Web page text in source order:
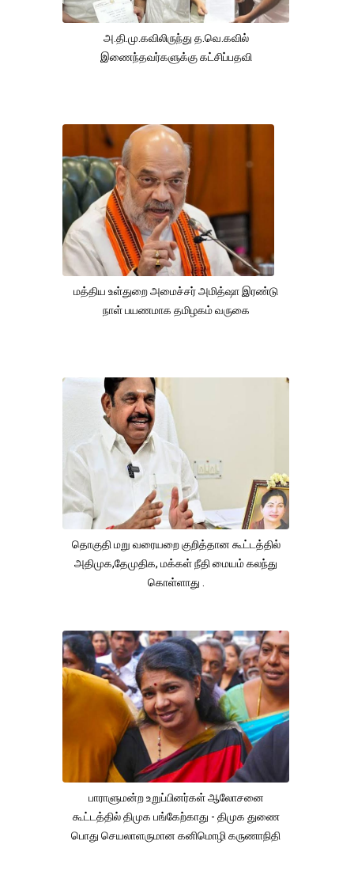
அ.தி.மு.கவிலிருந்து த.வெ.கவில்
இணைந்தவர்களுக்கு கட்சிப்பதவி
மத்திய உள்துறை அமைச்சர் அமித்ஷா இரண்டு
நாள் பயணமாக தமிழகம் வருகை
தொகுதி மறு வரையறை குறித்தான கூட்டத்தில்
அதிமுக,தேமுதிக, மக்கள் நீதி மையம் கலந்து
கொள்ளாது .
பாராளுமன்ற உறுப்பினர்கள் ஆலோசனை
கூட்டத்தில் திமுக பங்கேற்காது - திமுக துணை
பொது செயலாளருமான கனிமொழி கருணாநிதி